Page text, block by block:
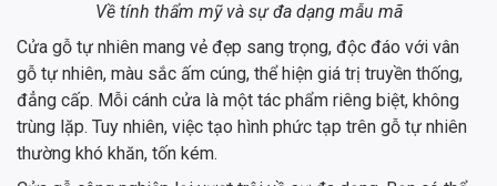
Về tính thẩm mỹ và sự đa dạng mẫu mã
Cửa gỗ tự nhiên mang vẻ đẹp sang trọng, độc đáo với vân
gỗ tự nhiên, màu sắc ấm cúng, thể hiện giá trị truyền thống,
đẳng cấp. Mỗi cánh cửa là một tác phẩm riêng biệt, không
trùng lặp. Tuy nhiên, việc tạo hình phức tạp trên gỗ tự nhiên
thường khó khăn, tốn kém.